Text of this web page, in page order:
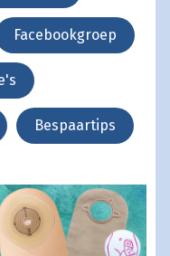
Facebookgroep
Bespaartips